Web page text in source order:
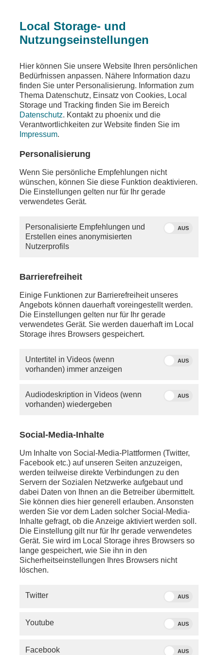
SERVICE
Local Storage- und
Nutzungseinstellungen
Hier können Sie unsere Website Ihren persönlichen
Bedürfnissen anpassen. Nähere Information dazu
finden Sie unter Personalisierung. Information zum
Thema Datenschutz, Einsatz von Cookies, Local
Storage und Tracking finden Sie im Bereich
Datenschutz. Kontakt zu phoenix und die
Verantwortlichkeiten zur Website finden Sie im
Impressum.
Personalisierung
Wenn Sie persönliche Empfehlungen nicht
wünschen, können Sie diese Funktion deaktivieren.
Die Einstellungen gelten nur für Ihr gerade
verwendetes Gerät.
Personalisierte Empfehlungen und
Erstellen eines anonymisierten
Nutzerprofils
AUS
Barrierefreiheit
Einige Funktionen zur Barrierefreiheit unseres
Angebots können dauerhaft voreingestellt werden.
Die Einstellungen gelten nur für Ihr gerade
verwendetes Gerät. Sie werden dauerhaft im Local
Storage ihres Browsers gespeichert.
Untertitel in Videos (wenn
vorhanden) immer anzeigen
AUS
Audiodeskription in Videos (wenn
vorhanden) wiedergeben
AUS
Social-Media-Inhalte
Um Inhalte von Social-Media-Plattformen (Twitter,
Facebook etc.) auf unseren Seiten anzuzeigen,
werden teilweise direkte Verbindungen zu den
Servern der Sozialen Netzwerke aufgebaut und
dabei Daten von Ihnen an die Betreiber übermittelt.
Sie können dies hier generell erlauben. Ansonsten
werden Sie vor dem Laden solcher Social-Media-
Inhalte gefragt, ob die Anzeige aktiviert werden soll.
Die Einstellung gilt nur für Ihr gerade verwendetes
Gerät. Sie wird im Local Storage ihres Browsers so
lange gespeichert, wie Sie ihn in den
Sicherheitseinstellungen Ihres Browsers nicht
löschen.
Twitter AUS
Youtube AUS
Facebook AUS